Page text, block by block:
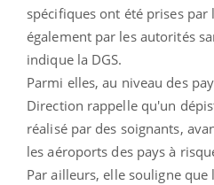
spécifiques ont été prises par
également par les autorités
indique la DGS.
Parmi elles, au niveau des
Direction rappelle qu'un
réalisé par des soignants,
les aéroports des pays à
Par ailleurs, elle souligne que